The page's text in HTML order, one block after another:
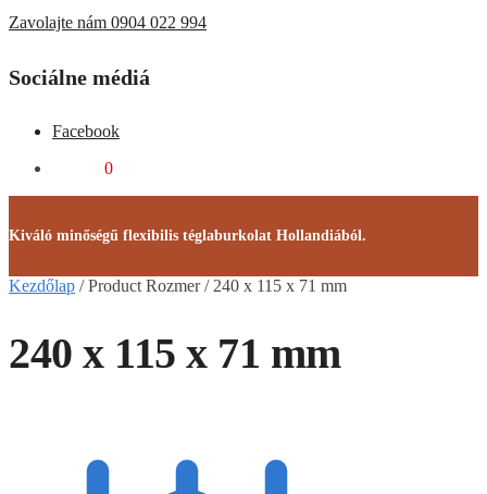
Zavolajte nám 0904 022 994
Sociálne médiá
Facebook
0
Kiváló minőségű flexibilis téglaburkolat Hollandiából.
Kezdőlap /Product Rozmer/ 240 x 115 x 71 mm
240 x 115 x 71 mm